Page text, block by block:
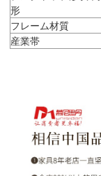
形
フレーム材質
産業帯